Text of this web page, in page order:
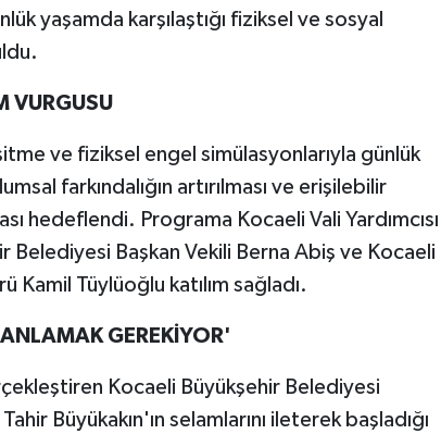
yaşamda karşılaştığı fiziksel ve sosyal
VURGUSU
ve fiziksel engel simülasyonlarıyla günlük
farkındalığın artırılması ve erişilebilir
hedeflendi. Programa Kocaeli Vali Yardımcısı
Belediyesi Başkan Vekili Berna Abiş ve Kocaeli
Tüylüoğlu katılım sağladı.
GEREKİYOR'
Kocaeli Büyükşehir Belediyesi
Büyükakın'ın selamlarını ileterek başladığı